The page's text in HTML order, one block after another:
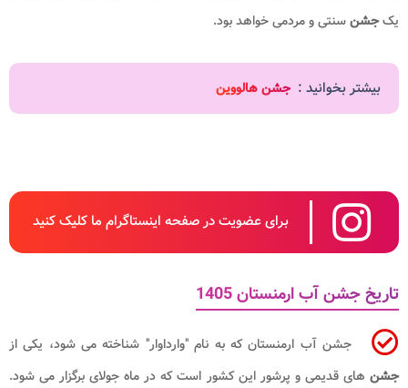
یکجشنسنتی و مردمی خواهد بود.
بیشتر بخوانید : جشن هالووین
برای عضویت در صفحه اینستاگرام ما کلیک کنید
تاریخ جشن آب ارمنستان 1405
جشن آب ارمنستان که به نام "وارداوار" شناخته می شود، یکی از
جشن های قدیمی و پرشور این کشور است که در ماه جولای برگزار می شود.